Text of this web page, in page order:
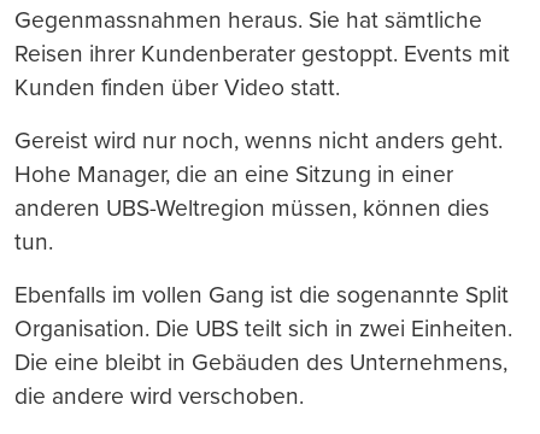
Gegenmassnahmen heraus. Sie hat sämtliche
Reisen ihrer Kundenberater gestoppt. Events mit
Kunden finden über Video statt.
Gereist wird nur noch, wenns nicht anders geht.
Hohe Manager, die an eine Sitzung in einer
anderen UBS-Weltregion müssen, können dies
tun.
Ebenfalls im vollen Gang ist die sogenannte Split
Organisation. Die UBS teilt sich in zwei Einheiten.
Die eine bleibt in Gebäuden des Unternehmens,
die andere wird verschoben.